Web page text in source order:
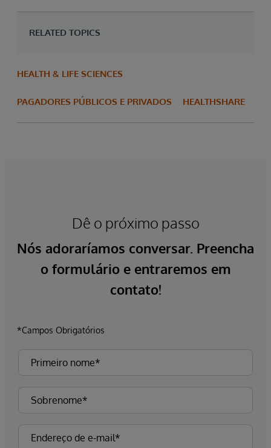
RELATED TOPICS
HEALTH & LIFE SCIENCES
PAGADORES PÚBLICOS E PRIVADOS HEALTHSHARE
Dê o próximo passo
Nós adoraríamos conversar. Preencha
o formulário e entraremos em
contato!
*Campos Obrigatórios